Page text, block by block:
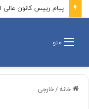
منو
خانه /خارجی